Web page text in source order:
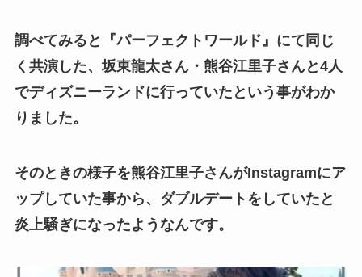
調べてみると『パーフェクトワールド』にて同じ
く共演した、坂東龍太さん・熊谷江里子さんと4人
でディズニーランドに行っていたという事がわか
りました。
そのときの様子を熊谷江里子さんがInstagramにア
ップしていた事から、ダブルデートをしていたと
炎上騒ぎになったようなんです。